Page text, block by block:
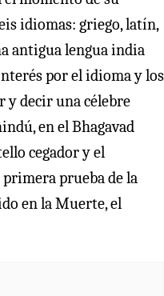
idiomas: griego, latín,
antigua lengua india
por el idioma y los
y decir una célebre
en el Bhagavad
cegador y el
prueba de la
en la Muerte, el